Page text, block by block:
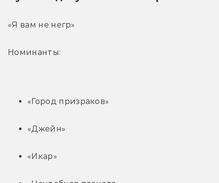
«Я вам не негр»
Номинанты:
«Город призраков»
«Джейн»
«Икар»